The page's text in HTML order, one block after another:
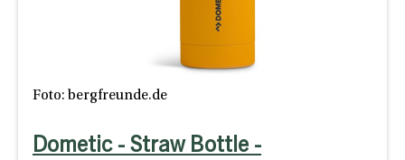
Foto: bergfreunde.de
Dometic - Straw Bottle -